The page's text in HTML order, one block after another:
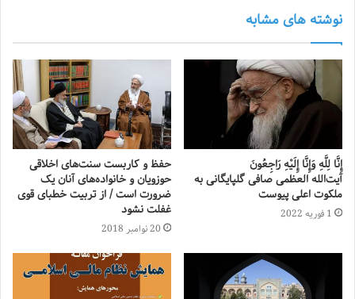
نوشته های مشابه
إِنَّا لِلَّهِ وَإِنَّا إِلَیْهِ رَاجِعُونَ
آیت‌الله العظمی صافی گلپایگانی به
ملکوت اعلی پیوست
1 فوریه 2022
حفظ و کاربست سنت‌های اخلاقی
حوزویان و خانواده‌های آنان یک
ضرورت است / از تربیت خطبای قوی
غفلت نشود
20 نوامبر 2018